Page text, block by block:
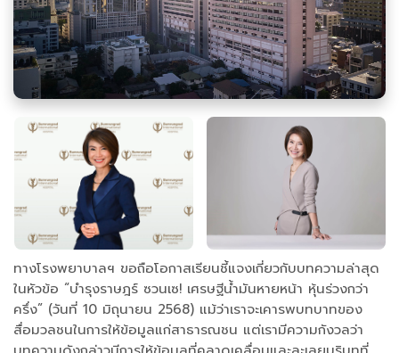
ทางโรงพยาบาลฯ ขอถือโอกาสเรียนชี้แจงเกี่ยวกับบทความล่าสุด
ในหัวข้อ “บำรุงราษฎร์ ซวนเซ! เศรษฐีน้ำมันหายหน้า หุ้นร่วงกว่า
ครึ่ง” (วันที่ 10 มิถุนายน 2568) แม้ว่าเราจะเคารพบทบาทของ
สื่อมวลชนในการให้ข้อมูลแก่สาธารณชน แต่เรามีความกังวลว่า